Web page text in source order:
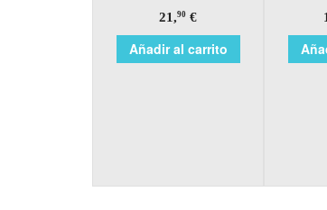
21,90 €
Añadir al carrito